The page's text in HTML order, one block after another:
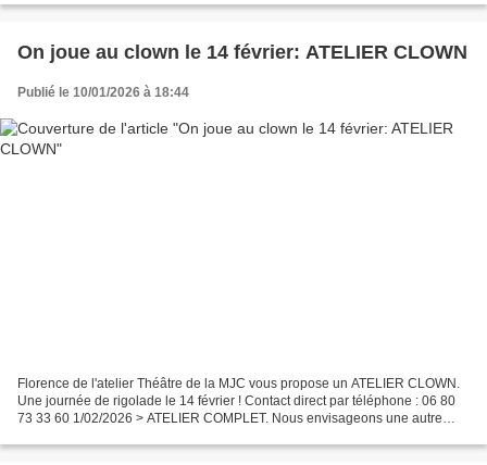
On joue au clown le 14 février: ATELIER CLOWN
Publié le 10/01/2026 à 18:44
Florence de l'atelier Théâtre de la MJC vous propose un ATELIER CLOWN.
Une journée de rigolade le 14 février ! Contact direct par téléphone : 06 80
73 33 60 1/02/2026 > ATELIER COMPLET. Nous envisageons une autre